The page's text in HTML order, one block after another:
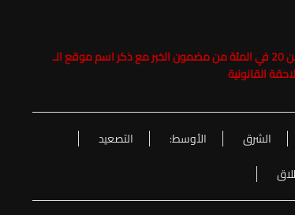
حفاظاً على حقوق الملكية الفكرية يرجى عدم نسخ ما يزيد عن 20 في المئة من مضمون الخبر مع ذكر اسم موقع الـ
الشرق الأوسط:
التصعيد